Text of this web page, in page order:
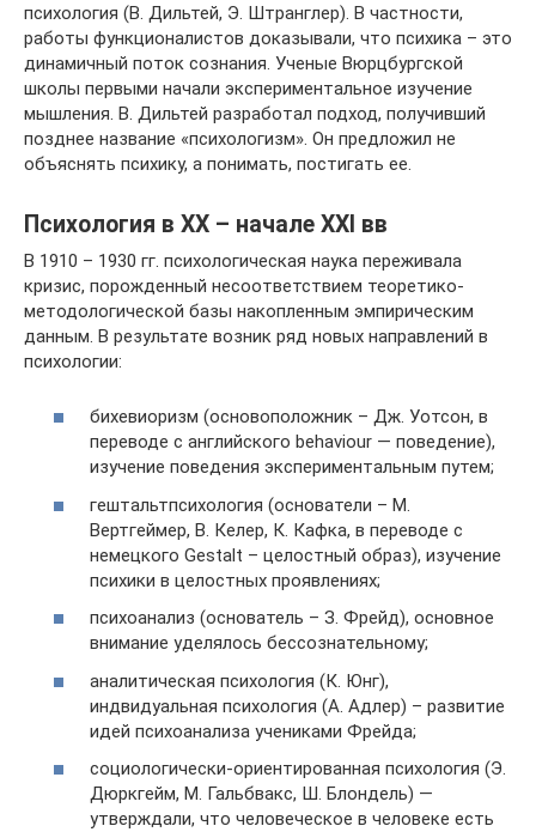
психология (В. Дильтей, Э. Штранглер). В частности,
работы функционалистов доказывали, что психика – это
динамичный поток сознания. Ученые Вюрцбургской
школы первыми начали экспериментальное изучение
мышления. В. Дильтей разработал подход, получивший
позднее название «психологизм». Он предложил не
объяснять психику, а понимать, постигать ее.
Психология в ХХ – начале ХХІ вв
В 1910 – 1930 гг. психологическая наука переживала
кризис, порожденный несоответствием теоретико-
методологической базы накопленным эмпирическим
данным. В результате возник ряд новых направлений в
психологии:
бихевиоризм (основоположник – Дж. Уотсон, в
переводе с английского behaviour — поведение),
изучение поведения экспериментальным путем;
гештальтпсихология (основатели – М.
Вертгеймер, В. Келер, К. Кафка, в переводе с
немецкого Gestalt – целостный образ), изучение
психики в целостных проявлениях;
психоанализ (основатель – З. Фрейд), основное
внимание уделялось бессознательному;
аналитическая психология (К. Юнг),
индвидуальная психология (А. Адлер) – развитие
идей психоанализа учениками Фрейда;
социологически-ориентированная психология (Э.
Дюркгейм, М. Гальбвакс, Ш. Блондель) —
утверждали, что человеческое в человеке есть